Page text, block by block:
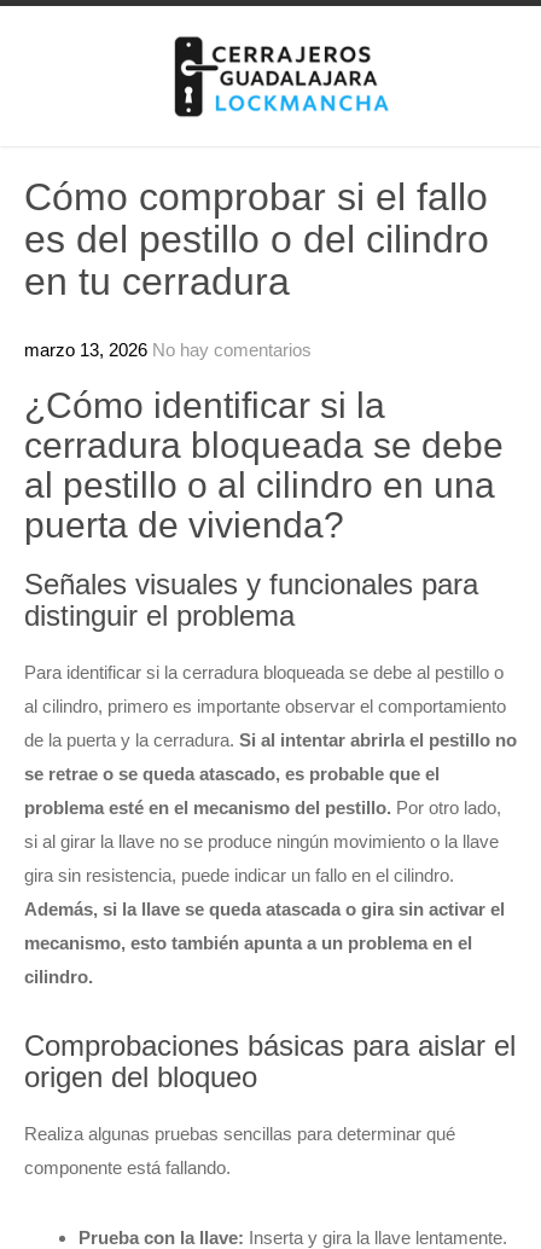
Cómo comprobar si el fallo
es del pestillo o del cilindro
en tu cerradura
marzo 13, 2026 No hay comentarios
¿Cómo identificar si la
cerradura bloqueada se debe
al pestillo o al cilindro en una
puerta de vivienda?
Señales visuales y funcionales para
distinguir el problema
Para identificar si la cerradura bloqueada se debe al pestillo o
al cilindro, primero es importante observar el comportamiento
de la puerta y la cerradura. Si al intentar abrirla el pestillo no
se retrae o se queda atascado, es probable que el
problema esté en el mecanismo del pestillo. Por otro lado,
si al girar la llave no se produce ningún movimiento o la llave
gira sin resistencia, puede indicar un fallo en el cilindro.
Además, si la llave se queda atascada o gira sin activar el
mecanismo, esto también apunta a un problema en el
cilindro.
Comprobaciones básicas para aislar el
origen del bloqueo
Realiza algunas pruebas sencillas para determinar qué
componente está fallando.
Prueba con la llave: Inserta y gira la llave lentamente.